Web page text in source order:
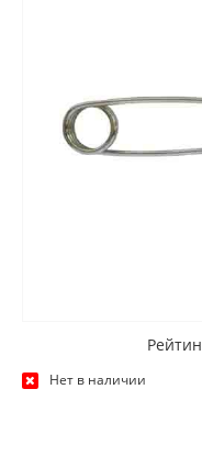
Нет в наличии